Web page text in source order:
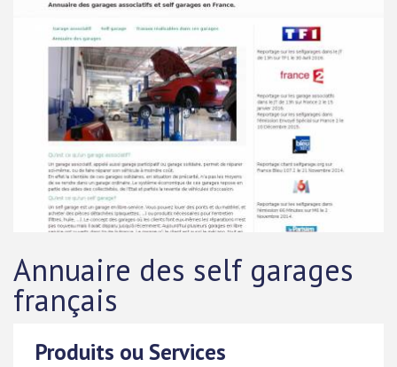
Annuaire des self garages
français
Produits ou Services